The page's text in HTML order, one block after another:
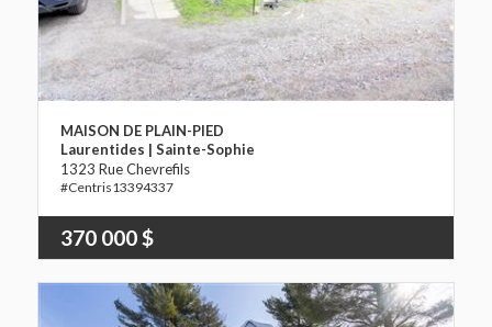
MAISON DE PLAIN-PIED
Laurentides | Sainte-Sophie
1323 Rue Chevrefils
13394337
370 000 $